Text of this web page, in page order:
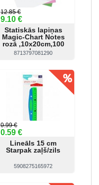
12.85 €
9.10 €
Statiskās lapiņas
Magic-Chart Notes
rozā ,10x20cm,100
lp.
8713797081290
0.99 €
0.59 €
Lineāls 15 cm
Starpak zaļš/zils
5908275165972